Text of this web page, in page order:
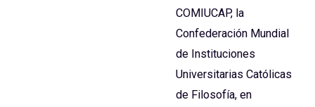
COMIUCAP, la
Confederación Mundial
de Instituciones
Universitarias Católicas
de Filosofía, en